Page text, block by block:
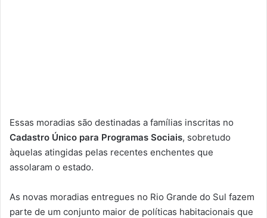
Essas moradias são destinadas a famílias inscritas no
Cadastro Único para Programas Sociais, sobretudo
àquelas atingidas pelas recentes enchentes que
assolaram o estado.
As novas moradias entregues no Rio Grande do Sul fazem
parte de um conjunto maior de políticas habitacionais que